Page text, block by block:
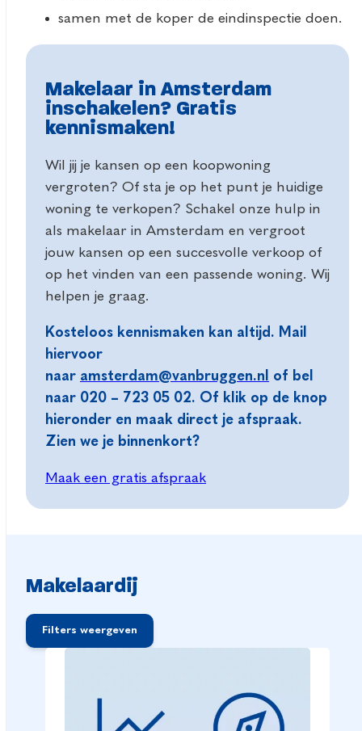
samen met de koper de eindinspectie doen.
Makelaar in Amsterdam
inschakelen? Gratis
kennismaken!
Wil jij je kansen op een koopwoning
vergroten? Of sta je op het punt je huidige
woning te verkopen? Schakel onze hulp in
als makelaar in Amsterdam en vergroot
jouw kansen op een succesvolle verkoop of
op het vinden van een passende woning. Wij
helpen je graag.
Kosteloos kennismaken kan altijd. Mail
hiervoor
naar amsterdam@vanbruggen.nl
of bel
naar 020 – 723 05 02. Of klik op de knop
hieronder en maak direct je afspraak.
Zien we je binnenkort?
Maak een gratis afspraak
Makelaardij
Filters weergeven